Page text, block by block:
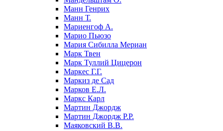
Манн Генрих
Манн Т.
Мариенгоф А.
Марио Пьюзо
Мария Сибилла Мериан
Марк Твен
Марк Туллий Цицерон
Маркес Г.Г.
Маркиз де Сад
Марков Е.Л.
Маркс Карл
Мартин Джордж
Мартин Джордж Р.Р.
Маяковский В.В.